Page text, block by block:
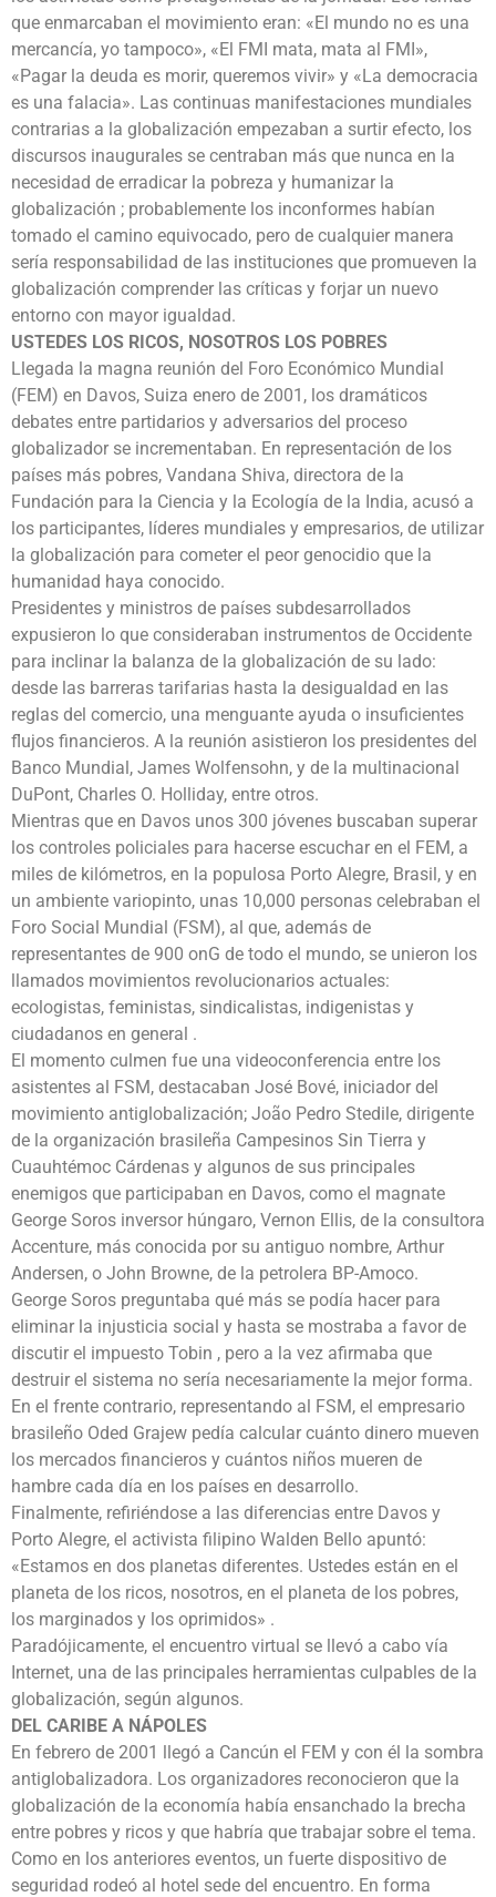
que enmarcaban el movimiento eran: «El mundo no es una
mercancía, yo tampoco», «El FMI mata, mata al FMI»,
«Pagar la deuda es morir, queremos vivir» y «La democracia
es una falacia». Las continuas manifestaciones mundiales
contrarias a la globalización empezaban a surtir efecto, los
discursos inaugurales se centraban más que nunca en la
necesidad de erradicar la pobreza y humanizar la
globalización ; probablemente los inconformes habían
tomado el camino equivocado, pero de cualquier manera
sería responsabilidad de las instituciones que promueven la
globalización comprender las críticas y forjar un nuevo
entorno con mayor igualdad.
USTEDES LOS RICOS, NOSOTROS LOS POBRES
Llegada la magna reunión del Foro Económico Mundial
(FEM) en Davos, Suiza enero de 2001, los dramáticos
debates entre partidarios y adversarios del proceso
globalizador se incrementaban. En representación de los
países más pobres, Vandana Shiva, directora de la
Fundación para la Ciencia y la Ecología de la India, acusó a
los participantes, líderes mundiales y empresarios, de utilizar
la globalización para cometer el peor genocidio que la
humanidad haya conocido.
Presidentes y ministros de países subdesarrollados
expusieron lo que consideraban instrumentos de Occidente
para inclinar la balanza de la globalización de su lado:
desde las barreras tarifarias hasta la desigualdad en las
reglas del comercio, una menguante ayuda o insuficientes
flujos financieros. A la reunión asistieron los presidentes del
Banco Mundial, James Wolfensohn, y de la multinacional
DuPont, Charles O. Holliday, entre otros.
Mientras que en Davos unos 300 jóvenes buscaban superar
los controles policiales para hacerse escuchar en el FEM, a
miles de kilómetros, en la populosa Porto Alegre, Brasil, y en
un ambiente variopinto, unas 10,000 personas celebraban el
Foro Social Mundial (FSM), al que, además de
representantes de 900 o­nG de todo el mundo, se unieron los
llamados movimientos revolucionarios actuales:
ecologistas, feministas, sindicalistas, indigenistas y
ciudadanos en general .
El momento culmen fue una videoconferencia entre los
asistentes al FSM, destacaban José Bové, iniciador del
movimiento antiglobalización; João Pedro Stedile, dirigente
de la organización brasileña Campesinos Sin Tierra y
Cuauhtémoc Cárdenas y algunos de sus principales
enemigos que participaban en Davos, como el magnate
George Soros inversor húngaro, Vernon Ellis, de la consultora
Accenture, más conocida por su antiguo nombre, Arthur
Andersen, o John Browne, de la petrolera BP-Amoco.
George Soros preguntaba qué más se podía hacer para
eliminar la injusticia social y hasta se mostraba a favor de
discutir el impuesto Tobin , pero a la vez afirmaba que
destruir el sistema no sería necesariamente la mejor forma.
En el frente contrario, representando al FSM, el empresario
brasileño Oded Grajew pedía calcular cuánto dinero mueven
los mercados financieros y cuántos niños mueren de
hambre cada día en los países en desarrollo.
Finalmente, refiriéndose a las diferencias entre Davos y
Porto Alegre, el activista filipino Walden Bello apuntó:
«Estamos en dos planetas diferentes. Ustedes están en el
planeta de los ricos, nosotros, en el planeta de los pobres,
los marginados y los oprimidos» .
Paradójicamente, el encuentro virtual se llevó a cabo vía
Internet, una de las principales herramientas culpables de la
globalización, según algunos.
DEL CARIBE A NÁPOLES
En febrero de 2001 llegó a Cancún el FEM y con él la sombra
antiglobalizadora. Los organizadores reconocieron que la
globalización de la economía había ensanchado la brecha
entre pobres y ricos y que habría que trabajar sobre el tema.
Como en los anteriores eventos, un fuerte dispositivo de
seguridad rodeó al hotel sede del encuentro. En forma